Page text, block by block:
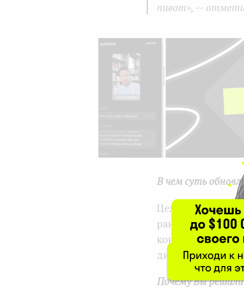
пивот», —
В чем суть
Цель EduDo 2.0
ранее мы
контентом, то
дискуссий в
Почему Вы решили